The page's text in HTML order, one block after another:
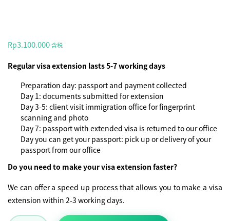
Rp3.100.000含税
Regular visa extension lasts 5-7 working days
Preparation day: passport and payment collected
Day 1: documents submitted for extension
Day 3-5: client visit immigration office for fingerprint
scanning and photo
Day 7: passport with extended visa is returned to our office
Day you can get your passport: pick up or delivery of your
passport from our office
Do you need to make your visa extension faster?
We can offer a speed up process that allows you to make a visa
extension within 2-3 working days.